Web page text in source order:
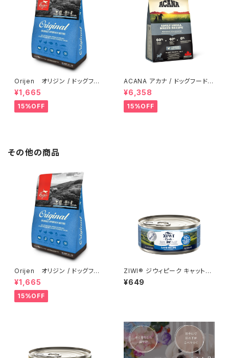
Orijen オリジン / ドッグフー
ド オリジナル【340g】
¥1,665
15%OFF
ACANA アカナ / ドッグフード
アダルトスモールブリードレシピ
【2kg】
¥6,358
15%OFF
その他の商品
Orijen オリジン / ドッグフー
ド オリジナル【340g】
¥1,665
15%OFF
ZIWI® ジウィピーク キャット
缶 ラム 85g
¥649